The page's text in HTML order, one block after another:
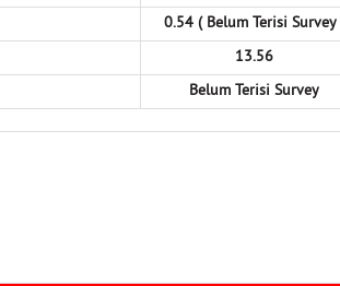
0.54 ( Belum Terisi Survey
13.56
Belum Terisi Survey